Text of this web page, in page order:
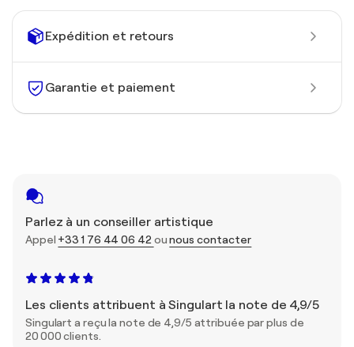
Expédition et retours
Garantie et paiement
Parlez à un conseiller artistique
Appel +33 1 76 44 06 42ounous contacter
Les clients attribuent à Singulart la note de 4,9/5
Singulart a reçu la note de 4,9/5 attribuée par plus de
20 000 clients.